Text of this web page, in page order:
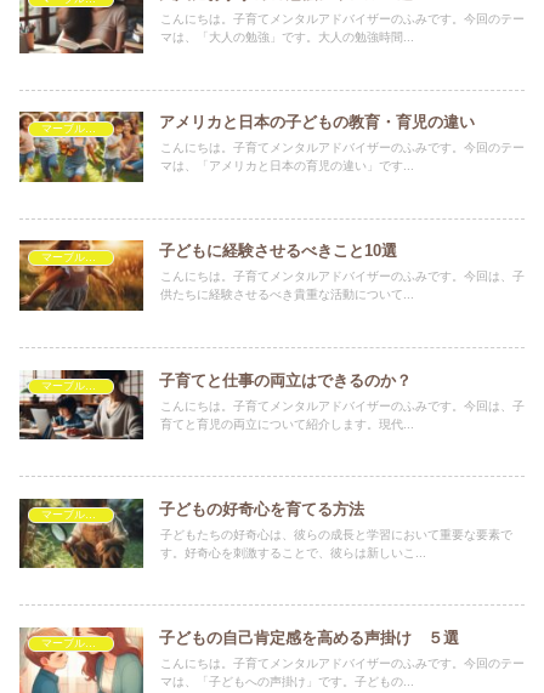
こんにちは。子育てメンタルアドバイザーのふみです。今回のテー
マは、「大人の勉強」です。大人の勉強時間...
アメリカと日本の子どもの教育・育児の違い
こんにちは。子育てメンタルアドバイザーのふみです。今回のテー
マは、「アメリカと日本の育児の違い」です...
子どもに経験させるべきこと10選
こんにちは。子育てメンタルアドバイザーのふみです。今回は、子
供たちに経験させるべき貴重な活動について...
子育てと仕事の両立はできるのか？
こんにちは。子育てメンタルアドバイザーのふみです。今回は、子
育てと育児の両立について紹介します。現代...
子どもの好奇心を育てる方法
子どもたちの好奇心は、彼らの成長と学習において重要な要素で
す。好奇心を刺激することで、彼らは新しいこ...
子どもの自己肯定感を高める声掛け ５選
こんにちは。子育てメンタルアドバイザーのふみです。今回のテー
マは、「子どもへの声掛け」です。子どもの...